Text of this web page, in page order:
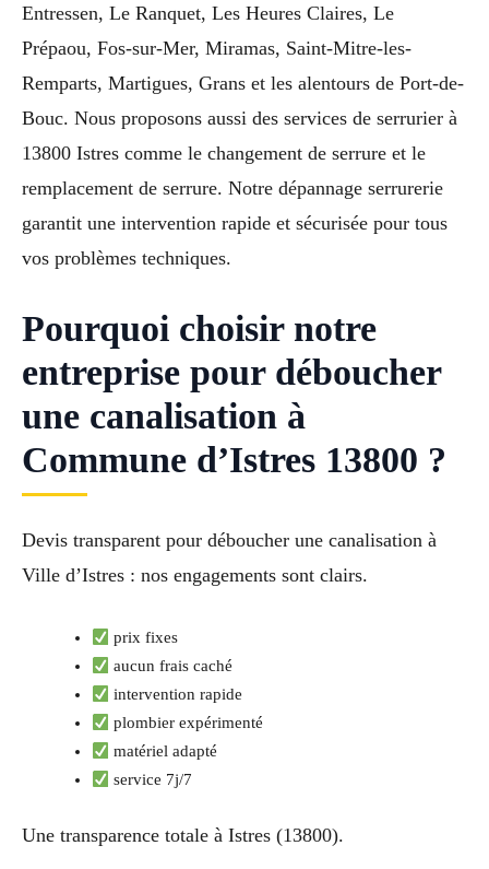
Entressen, Le Ranquet, Les Heures Claires, Le
Prépaou, Fos-sur-Mer, Miramas, Saint-Mitre-les-
Remparts, Martigues, Grans et les alentours de Port-de-
Bouc. Nous proposons aussi des services de serrurier à
13800 Istres comme le changement de serrure et le
remplacement de serrure. Notre dépannage serrurerie
garantit une intervention rapide et sécurisée pour tous
vos problèmes techniques.
Pourquoi choisir notre
entreprise pour déboucher
une canalisation à
Commune d’Istres 13800 ?
Devis transparent pour déboucher une canalisation à
Ville d’Istres : nos engagements sont clairs.
prix fixes
aucun frais caché
intervention rapide
plombier expérimenté
matériel adapté
service 7j/7
Une transparence totale à Istres (13800).